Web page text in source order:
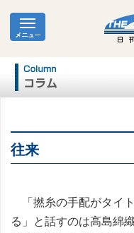
往来
「撚糸の手配がタイ
る」と話すのは高島綿